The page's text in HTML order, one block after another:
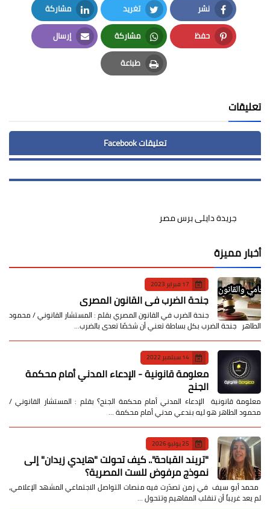
نشر
Facebook
تغريد
Twitter
مشاركة
LinkedIn
حفظ
Pinterest
مشاركة
Whatsapp
إرسال
Email
طباعة
Print
تعليقات
تعليقات Facebook
جريدة دايلى برس مصر
أخبار مميزة
17 فبراير 2023
جنحة الضرب في القانون المصري
جنحة الضرب في القانون المصري بقلم : المستشار القانوني / محمود
الطاهر جنحة الضرب بكل بساطة تعني أن شخصًا تعدى بالضرب…
14 سبتمبر 2022
معلومة قانونية - الإدعاء المدني أمام محكمة
الجنح
معلومة قانونية الإدعاء المدني أمام محكمة الجنح؟ بقلم : المستشار القانوني /
محمود الطاهر هو ليه بندعي مدني أمام محكمة …
25 يوليو 2026
​"تريند القباحة".. كيف تحولت "هايدي زيدان" إلى
نموذج مرفوض للست المصرية؟
​ محمد أبو سيف ​في زمن تصدّرت فيه منصات التواصل الاجتماعي المشهد الإعلامي،
لم يعد غريباً أن تنقلب المفاهيم وتتحول …